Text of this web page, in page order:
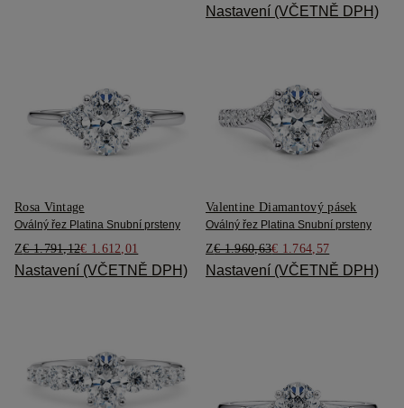
Nastavení (VČETNĚ DPH)
Rosa Vintage
Oválný řez Platina Snubní prsteny
Z€ 1.791,12€ 1.612,01
Nastavení (VČETNĚ DPH)
Valentine Diamantový pásek
Oválný řez Platina Snubní prsteny
Z€ 1.960,63€ 1.764,57
Nastavení (VČETNĚ DPH)